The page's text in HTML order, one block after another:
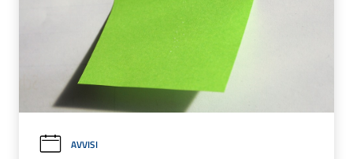
AVVISI